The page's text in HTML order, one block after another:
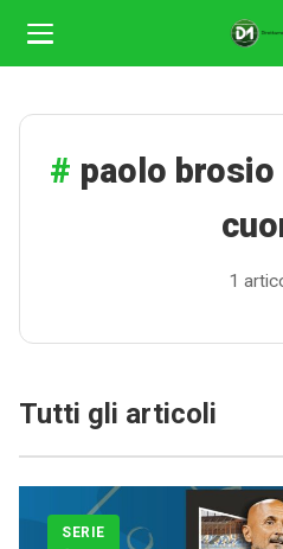
Serie
paolo brosio
1
Tutti gli articoli
SERIE